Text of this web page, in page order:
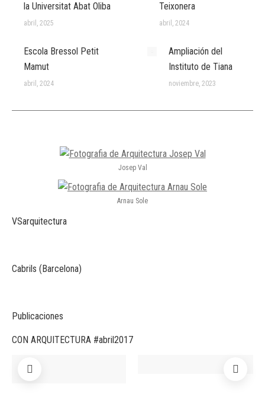
la Universitat Abat Oliba
abril, 2025
Teixonera
abril, 2024
Escola Bressol Petit
Mamut
abril, 2024
Ampliación del
Instituto de Tiana
noviembre, 2023
Josep Val
Arnau Sole
VSarquitectura
Cabrils (Barcelona)
Publicaciones
CON ARQUITECTURA #abril2017